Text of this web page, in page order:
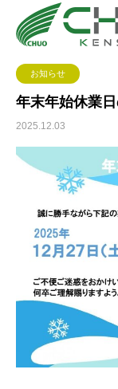
お知らせ
年末年始休業
2025.12.03